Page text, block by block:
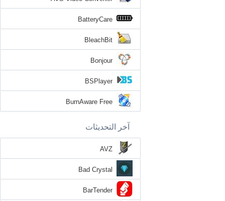
BatteryCare
BleachBit
Bonjour
BSPlayer
BurnAware Free
آخر التحديثات
AVZ
Bad Crystal
BarTender